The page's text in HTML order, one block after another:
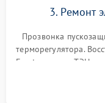
3. Ремонт
Прозвонка
терморегулятора.
Frost, включая ТЭН
платы